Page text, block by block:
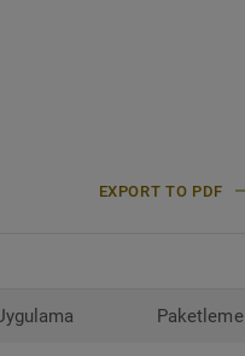
EXPORT TO PDF
Paketleme